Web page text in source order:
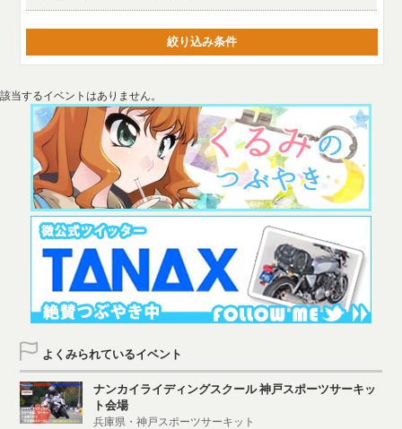
絞り込み条件
該当するイベントはありません。
よくみられているイベント
ナンカイライディングスクール 神戸スポーツサーキッ
ト会場
兵庫県・神戸スポーツサーキット